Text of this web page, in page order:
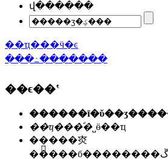
վ������
��ҵ���ӵ�ͼ
���߸�������
��ϵ��ʽ
��ҵ���ͣ�˽ӫ��ҵ
��ַ���㶫